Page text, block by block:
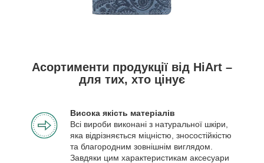
Асортименти продукції від HiArt –
для тих, хто цінує
Висока якість матеріалів
Всі вироби виконані з натуральної шкіри,
яка відрізняється міцністю, зносостійкістю
та благородним зовнішнім виглядом.
Завдяки цим характеристикам аксесуари